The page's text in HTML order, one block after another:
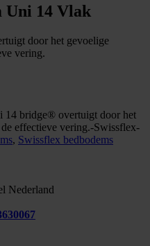
Uni 14 Vlak
door het gevoelige
vering.
14 bridge® overtuigt door het
effectieve vering.-Swissflex-
, Swissflex bedbodems
Nederland